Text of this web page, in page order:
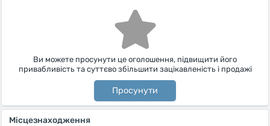
Ви можете просунути це оголошення, підвищити його
привабливість та суттєво збільшити зацікавленість і продажі
Просунути
Місцезнаходження